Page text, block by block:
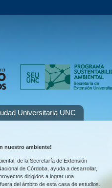
Universitaria UNC
nuestro ambiente!
de la Secretaría de Extensión
de Córdoba, ayuda a desarrollar,
dirigidos a lograr una
del ámbito de esta casa de estudios.